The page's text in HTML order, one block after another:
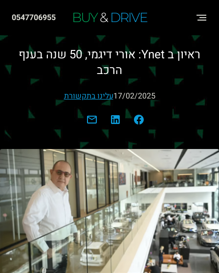
בְּאֲתָר
מֻפְעֶלֶת
"נָגִישׁ
הַמְּסַיַּעַת
לִנְגִישׁוּת
הָאֲתָר.
BUY&DRIVE
0547706955
ראיון ב Ynet: אורי דיגמי, 50 שנה בענף
הרכב
17/02/2025עלינו בתקשורת